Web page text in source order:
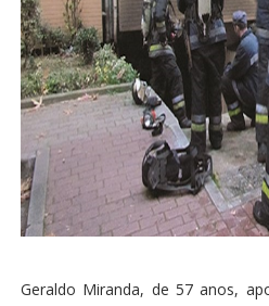
Geraldo Miranda, de 57 anos,